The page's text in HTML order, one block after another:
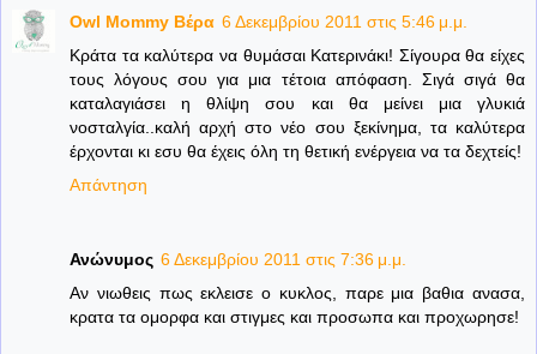
Owl Mommy Βέρα 6 Δεκεμβρίου 2011 στις 5:46 μ.μ.
Κράτα τα καλύτερα να θυμάσαι Κατερινάκι! Σίγουρα θα είχες
τους λόγους σου για μια τέτοια απόφαση. Σιγά σιγά θα
καταλαγιάσει η θλίψη σου και θα μείνει μια γλυκιά
νοσταλγία..καλή αρχή στο νέο σου ξεκίνημα, τα καλύτερα
έρχονται κι εσυ θα έχεις όλη τη θετική ενέργεια να τα δεχτείς!
Απάντηση
Ανώνυμος 6 Δεκεμβρίου 2011 στις 7:36 μ.μ.
Αν νιωθεις πως εκλεισε ο κυκλος, παρε μια βαθια ανασα,
κρατα τα ομορφα και στιγμες και προσωπα και προχωρησε!